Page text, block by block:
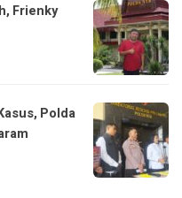
Frienky
Polda